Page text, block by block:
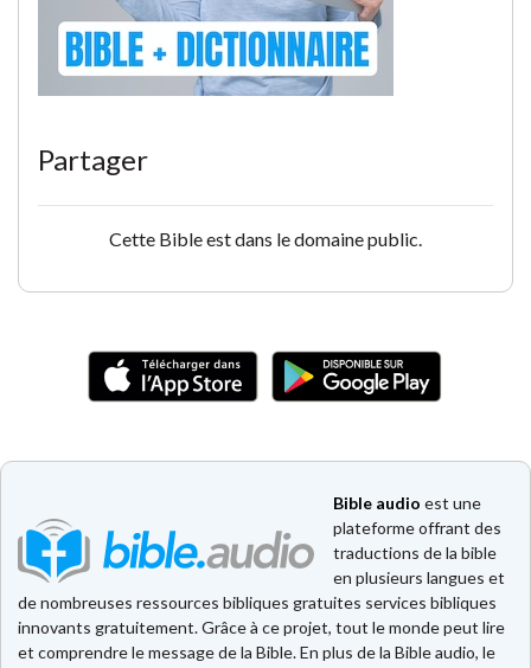
Partager
Cette Bible est dans le domaine public.
Bible audio est une
plateforme offrant des
traductions de la bible
en plusieurs langues et
de nombreuses ressources bibliques gratuites services bibliques
innovants gratuitement. Grâce à ce projet, tout le monde peut lire
et comprendre le message de la Bible. En plus de la Bible audio, le